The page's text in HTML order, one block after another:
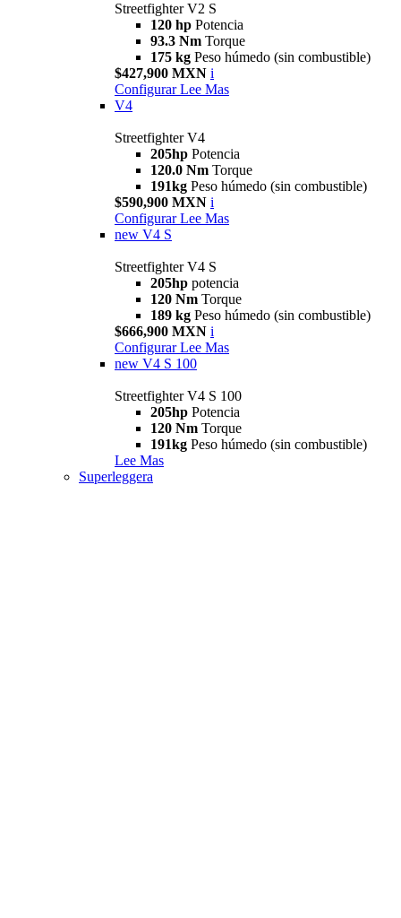
Streetfighter V2 S
120 hp Potencia
93.3 Nm Torque
175 kg Peso húmedo (sin combustible)
$427,900 MXN i
Configurar Lee Mas
V4
Streetfighter V4
205hp Potencia
120.0 Nm Torque
191kg Peso húmedo (sin combustible)
$590,900 MXN i
Configurar Lee Mas
new V4 S
Streetfighter V4 S
205hp potencia
120 Nm Torque
189 kg Peso húmedo (sin combustible)
$666,900 MXN i
Configurar Lee Mas
new V4 S 100
Streetfighter V4 S 100
205hp Potencia
120 Nm Torque
191kg Peso húmedo (sin combustible)
Lee Mas
Superleggera